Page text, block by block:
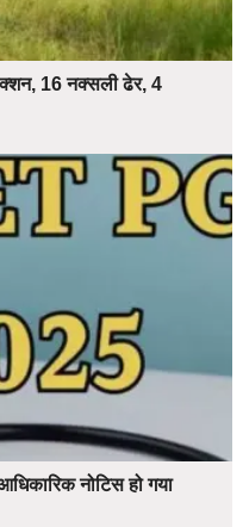
16 नक्सली ढेर, 4
नोटिस हो गया